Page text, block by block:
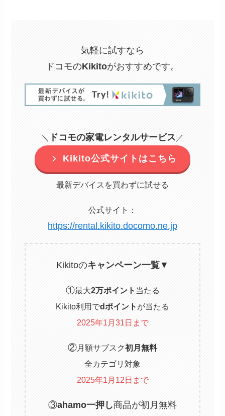
気軽に試すなら
ドコモのKikitoがおすすめです。
＼ ドコモの家電レンタルサービス ／
Kikito公式サイトはこちら
最新デバイスを買わずに試せる
公式サイト：
https://rental.kikito.docomo.ne.jp
Kikitoのキャンペーン一覧▼
①最大2万ポイント 当たる
Kikito利用でdポイント が当たる
2025年1月31日まで
②月額サブスク初月無料
全カテゴリ対象
2025年1月12日まで
③ahamo一押し商品が初月無料